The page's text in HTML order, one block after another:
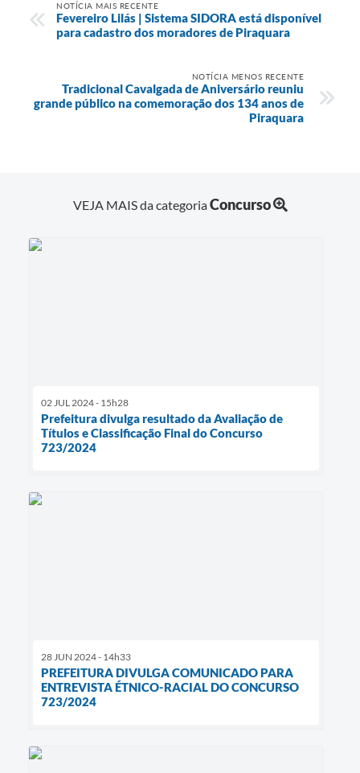
NOTÍCIA MAIS RECENTE
Fevereiro Lilás | Sistema SIDORA está disponível
para cadastro dos moradores de Piraquara
NOTÍCIA MENOS RECENTE
Tradicional Cavalgada de Aniversário reuniu
grande público na comemoração dos 134 anos de
Piraquara
VEJA MAIS da categoriaConcurso
02 JUL 2024 - 15h28
Prefeitura divulga resultado da Avaliação de
Títulos e Classificação Final do Concurso
723/2024
28 JUN 2024 - 14h33
PREFEITURA DIVULGA COMUNICADO PARA
ENTREVISTA ÉTNICO-RACIAL DO CONCURSO
723/2024